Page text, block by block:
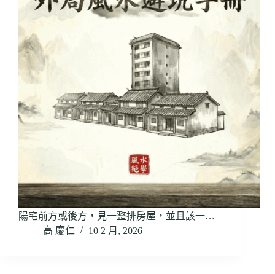
陽宅前方或後方，見一整排房屋，並且該一…
高 慶仁
10 2 月, 2026